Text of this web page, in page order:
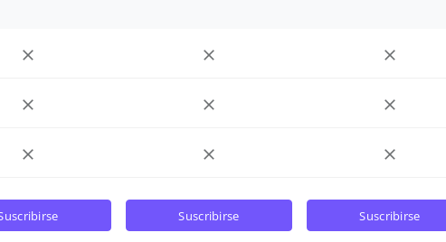
suscribirse suscribirse suscribirse